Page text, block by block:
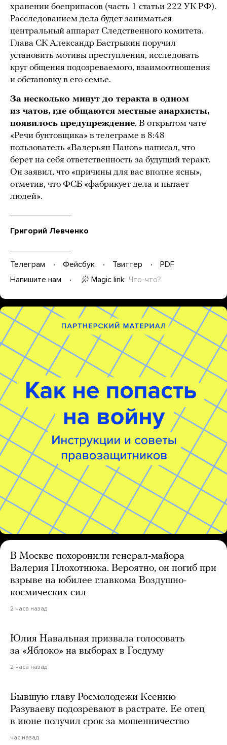
хранении боеприпасов (часть 1 статьи 222 УК РФ).
Расследованием дела будет заниматься
центральный аппарат Следственного комитета.
Глава СК Александр Бастрыкин поручил
установить мотивы преступления, исследовать
круг общения подозреваемого, взаимоотношения
и обстановку в его семье.
За несколько минут до теракта в одном
из чатов, где общаются местные анархисты,
появилось предупреждение. В открытом чате
«Речи бунтовщика» в телеграме в 8:48
пользователь «Валерьян Панов» написал, что
берет на себя ответственность за будущий теракт.
Он заявил, что «причины для вас вполне ясны»,
отметив, что ФСБ «фабрикует дела и пытает
людей».
Григорий Левченко
Телеграм Фейсбук Твиттер
PDF
Напишите нам
Magic link Что-что?
В Москве похоронили генерал-майора
Валерия Плохотнюка. Вероятно, он погиб при
взрыве на юбилее главкома Воздушно-
космических сил
2 часа назад
Юлия Навальная призвала голосовать
за «Яблоко» на выборах в Госдуму
2 часа назад
Бывшую главу Росмолодежи Ксению
Разуваеву подозревают в растрате. Ее отец
в июне получил срок за мошенничество
час назад